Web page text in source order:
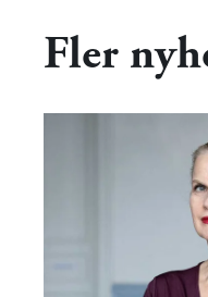
Fler